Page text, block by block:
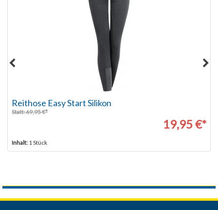
Reithose Easy Start Silikon
Statt: 69,95 €*
19,95 €*
Inhalt: 1 Stück